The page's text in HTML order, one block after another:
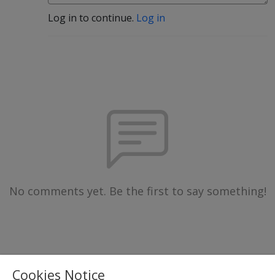
Log in to continue. Log in
No comments yet. Be the first to say something!
Cookies Notice